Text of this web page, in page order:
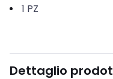
1 PZ
Dettaglio